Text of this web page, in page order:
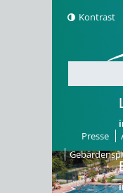
Kontrast
Presse